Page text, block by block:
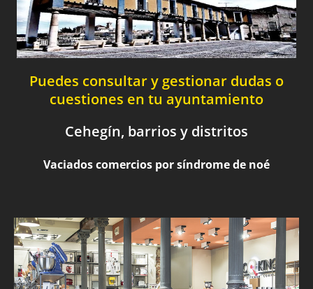
Puedes consultar y gestionar dudas o
cuestiones en tu ayuntamiento
Cehegín, barrios y distritos
Vaciados comercios por síndrome de noé